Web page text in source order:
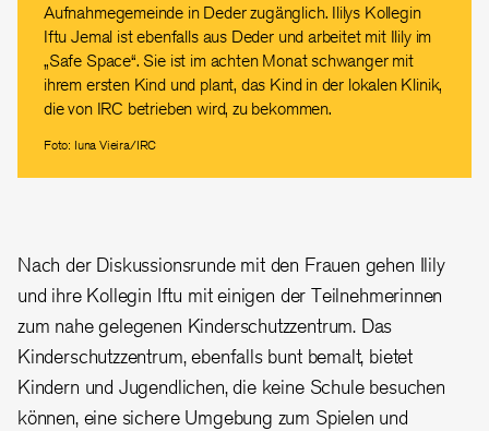
Aufnahmegemeinde in Deder zugänglich. Ililys Kollegin
Iftu Jemal ist ebenfalls aus Deder und arbeitet mit Ilily im
„Safe Space“. Sie ist im achten Monat schwanger mit
ihrem ersten Kind und plant, das Kind in der lokalen Klinik,
die von IRC betrieben wird, zu bekommen.
Foto: Iuna Vieira/IRC
Nach der Diskussionsrunde mit den Frauen gehen Ilily
und ihre Kollegin Iftu mit einigen der Teilnehmerinnen
zum nahe gelegenen Kinderschutzzentrum. Das
Kinderschutzzentrum, ebenfalls bunt bemalt, bietet
Kindern und Jugendlichen, die keine Schule besuchen
können, eine sichere Umgebung zum Spielen und